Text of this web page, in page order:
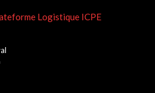
Logistique ICPE